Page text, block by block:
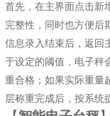
首先，在主界面点击新
完整性，同时也方便后
信息录入结束后，返回
于设定的阈值，电子秤
重合格；如果实际重量
层称重完成后，按系统